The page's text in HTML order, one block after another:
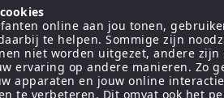
online aan jou tonen,
te helpen. Sommige zijn
niet worden uitgezet, andere
ervaring op andere manieren. Zo
apparaten en jouw online
te verbeteren. Dit omvat ook het